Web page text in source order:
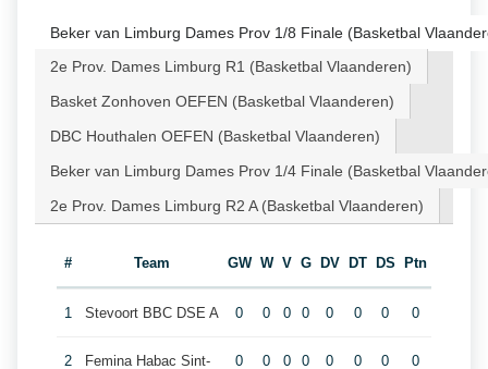
Beker van Limburg Dames Prov 1/8 Finale (Basketbal
2e Prov. Dames Limburg R1 (Basketbal Vlaanderen)
Basket Zonhoven OEFEN (Basketbal Vlaanderen)
DBC Houthalen OEFEN (Basketbal Vlaanderen)
Beker van Limburg Dames Prov 1/4 Finale (Basketbal
2e Prov. Dames Limburg R2 A (Basketbal Vlaanderen)
# Team GW W V G DV DT DS Ptn
1 Stevoort BBC DSE A 0 0 0 0 0 0 0 0
2 Femina Habac Sint- 0 0 0 0 0 0 0 0